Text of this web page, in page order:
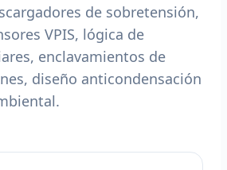
de sobretensión,
VPIS, lógica de
enclavamientos de
diseño anticondensación